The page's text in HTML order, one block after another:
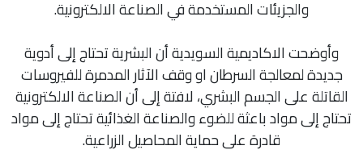
والجزيئات المستخدمة في الصناعة الالكترونية.
وأوضحت الاكاديمية السويدية أن البشرية تحتاج إلى أدوية
جديدة لمعالجة السرطان او وقف الآثار المدمرة للفيروسات
القاتلة على الجسم البشري، لافتة إلى أن الصناعة الالكترونية
تحتاج إلى مواد باعثة للضوء والصناعة الغذائية تحتاج إلى مواد
قادرة على حماية المحاصيل الزراعية.